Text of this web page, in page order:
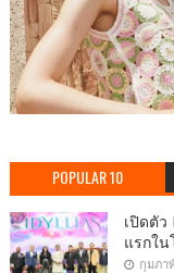
POPULAR 10
เปิดตัว
แรกใน
กุมภา